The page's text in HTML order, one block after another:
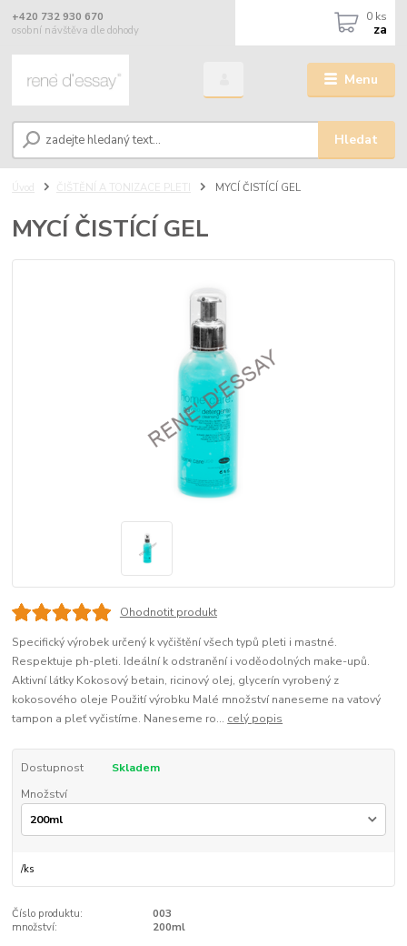
Menu
Hledat
+420 732 930 670
osobní návštěva dle dohody
0 ks
za
Úvod ČIŠTĚNÍ A TONIZACE PLETI MYCÍ ČISTÍCÍ GEL
MYCÍ ČISTÍCÍ GEL
Ohodnotit produkt
Specifický výrobek určený k vyčištění všech typů pleti i mastné.
Respektuje ph-pleti. Ideální k odstranění i voděodolných make-upů.
Aktivní látky Kokosový betain, ricinový olej, glycerín vyrobený z
kokosového oleje Použití výrobku Malé množství naneseme na vatový
tampon a pleť vyčistíme. Naneseme ro... celý popis
Dostupnost
Skladem
Množství
/ks
Číslo produktu:
003
množství:
200ml